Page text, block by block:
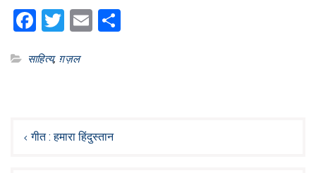
Facebook
Twitter
Email
साहित्य, ग़ज़ल
navigation
गीत : हमारा हिंदुस्तान